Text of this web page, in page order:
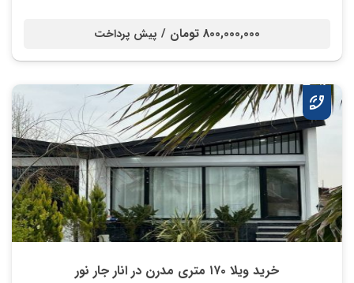
800,000,000 تومان / پیش پرداخت
خرید ویلا ۱۷۰ متری مدرن در انار جار نور